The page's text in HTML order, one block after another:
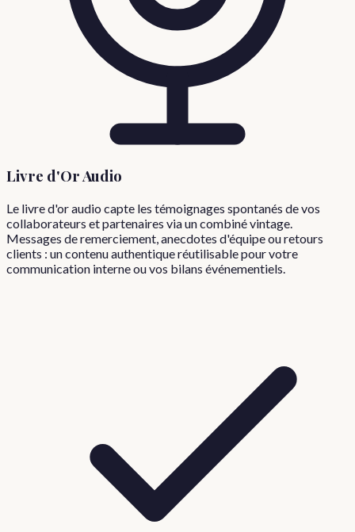
Livre d'Or Audio
Le livre d'or audio capte les témoignages spontanés de vos
collaborateurs et partenaires via un combiné vintage.
Messages de remerciement, anecdotes d'équipe ou retours
clients : un contenu authentique réutilisable pour votre
communication interne ou vos bilans événementiels.